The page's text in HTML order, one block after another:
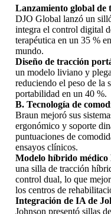
Lanzamiento global de
DJO Global lanzó un
integra el control digital
terapéutica en un 35 %
mundo.
Diseño de tracción
un modelo liviano y
reduciendo el peso de la
portabilidad en un 40 %.
B. Tecnología de
Braun mejoró sus
ergonómico y soporte
puntuaciones de
ensayos clínicos.
Modelo híbrido médico
una silla de tracción
control dual, lo que
los centros de
Integración de IA de
Johnson presentó sillas